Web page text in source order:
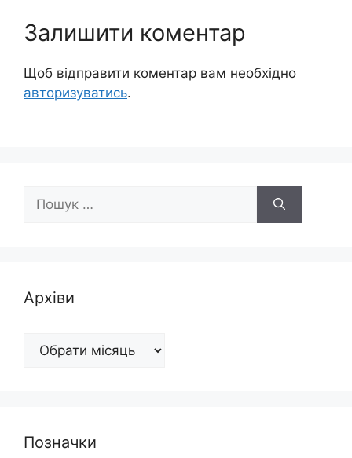
Залишити коментар
Щоб відправити коментар вам необхідно
авторизуватись.
Архіви
Архіви
Позначки